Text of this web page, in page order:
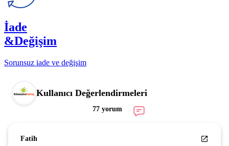
İade
&Değişim
Sorunsuz iade ve değişim
Kullanıcı Değerlendirmeleri
77 yorum
Fatih